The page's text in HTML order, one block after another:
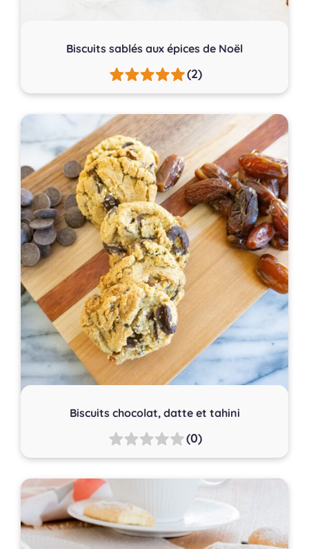
Biscuits sablés aux épices de Noël
(2)
Biscuits chocolat, datte et tahini
(0)